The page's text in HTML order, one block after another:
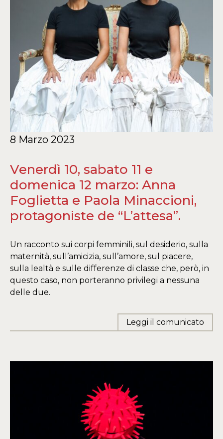
8 Marzo 2023
Venerdì 10, sabato 11 e
domenica 12 marzo: Anna
Foglietta e Paola Minaccioni,
protagoniste de “L’attesa”.
Un racconto sui corpi femminili, sul desiderio, sulla
maternità, sull’amicizia, sull’amore, sul piacere,
sulla lealtà e sulle differenze di classe che, però, in
questo caso, non porteranno privilegi a nessuna
delle due.
Leggi il comunicato